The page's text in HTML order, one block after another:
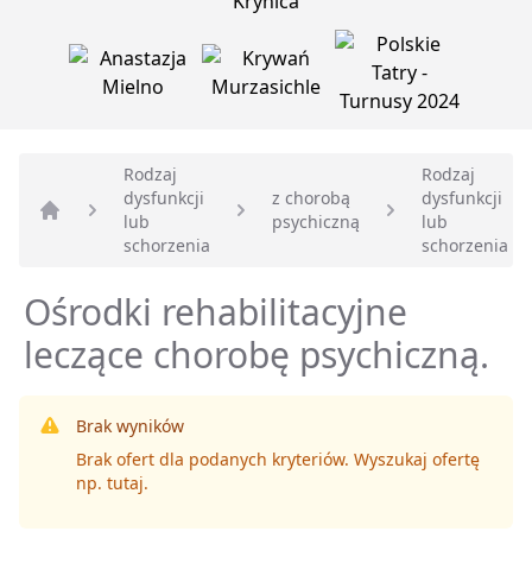
Strona główna
Rodzaj
dysfunkcji
lub
schorzenia
z chorobą
psychiczną
Rodzaj
dysfunkcji
lub
schorzenia
Ośrodki rehabilitacyjne
leczące chorobę psychiczną.
Brak wyników
Brak ofert dla podanych kryteriów. Wyszukaj ofertę
np. tutaj.